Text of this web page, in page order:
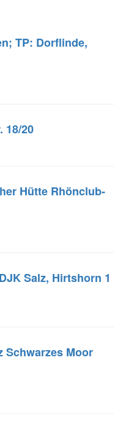
TP: Dorflinde,
18/20
Hütte Rhönclub-
Salz, Hirtshorn 1
Schwarzes Moor